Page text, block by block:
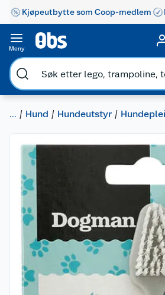
Kjøpeutbytte som Coop-medlem
Meny
... Hund Hundeutstyr